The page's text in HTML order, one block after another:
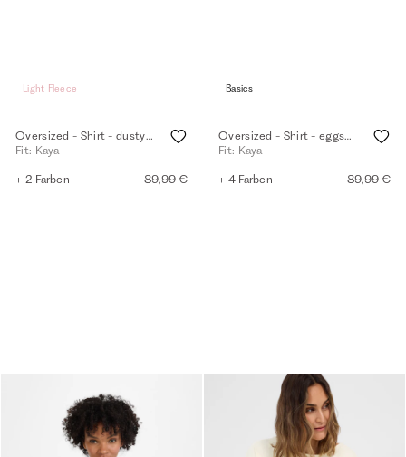
Light Fleece
Oversized - Shirt - dusty olive
Fit: Kaya
+ 2 Farben 89,99 €
Basics
Oversized - Shirt - eggshell
Fit: Kaya
+ 4 Farben 89,99 €